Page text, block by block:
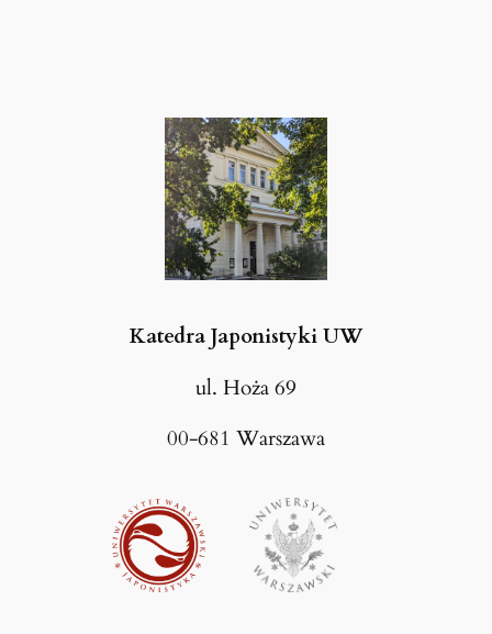
Katedra Japonistyki UW
ul. Hoża 69
00-681 Warszawa